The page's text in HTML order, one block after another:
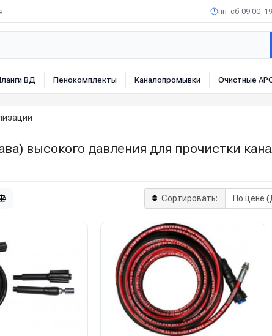
пн–сб
ВД Пенокомплекты Каналопромывки Очистные
высокого давления для прочистки
Сортировать: